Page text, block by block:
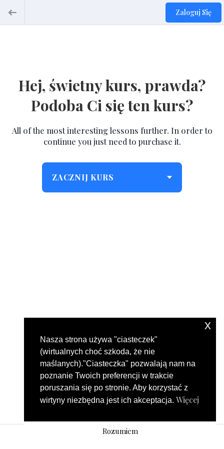
Zaloguj Się
Hej, świetny kurs, prawda?
Podoba Ci się ten kurs?
All of the most interesting lessons further. In order to
continue you just need to purchase it.
ZACZNIJ KURS
Nasza strona używa "ciasteczek"
(wirtualnych choć szkoda, że nie
maślanych)."Ciasteczka" pozwalają nam na
poznanie Twoich preferencji w trakcie
poruszania się po stronie. Aby korzystać z
wirtyny niezbędna jest ich akceptacja. Więcej
Rozumiem
x